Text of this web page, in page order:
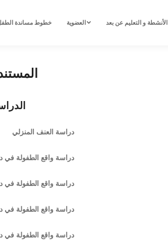
الأنشطة و التعليم عن بعد العضوية خطوط مساندة
دراسة العنف المنزلي
دراسة واقع الطفولة في
دراسة واقع الطفولة
دراسة واقع الطفولة
دراسة واقع الطفولة